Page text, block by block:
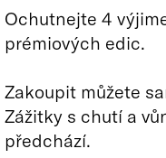
Ochutnejte 4
prémiových edic.
Zakoupit můžete
Zážitky s chutí a
předchází.